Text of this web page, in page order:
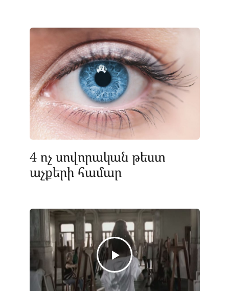
4 ոչ սովորական թեստ
աչքերի համար